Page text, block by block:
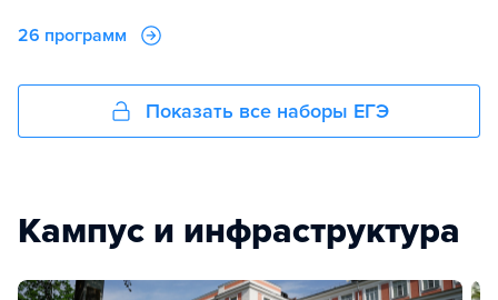
26 программ
Показать все наборы ЕГЭ
Кампус и инфраструктура